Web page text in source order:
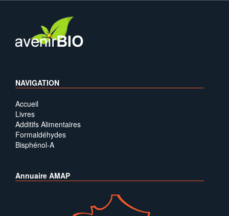
NAVIGATION
Accueil
Livres
Additifs Alimentaires
Formaldéhydes
Bisphénol-A
Annuaire AMAP